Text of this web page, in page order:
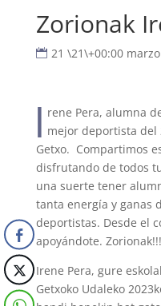
Zorionak
21 \21\+00:00
I rene Pera, alumna
mejor deportista del
Getxo. Compartimos
disfrutando de todos
una suerte tener
tanta energía y ganas
deportistas. Desde el
apoyándote. Zorionak!!!
Irene Pera, gure
Getxoko Udaleko